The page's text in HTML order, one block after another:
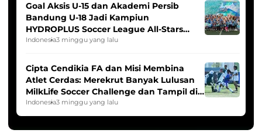
Goal Aksis U-15 dan Akademi Persib
Bandung U-18 Jadi Kampiun
HYDROPLUS Soccer League All-Stars
2025/2026
Indonesia3 minggu yang lalu
Cipta Cendikia FA dan Misi Membina
Atlet Cerdas: Merekrut Banyak Lulusan
MilkLife Soccer Challenge dan Tampil di
HYDROPLUS Soccer League
Indonesia3 minggu yang lalu